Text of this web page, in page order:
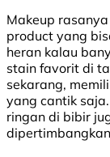
Makeup
product yang
heran kalau
stain favorit di
sekarang,
yang cantik
ringan di bibir